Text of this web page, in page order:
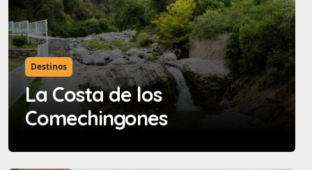
Destinos
La Costa de los
Comechingones